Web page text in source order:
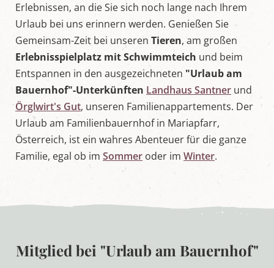
,
S
a
l
z
u
r
e
r
L
u
n
g
Erlebnissen, an die Sie sich noch lange nach Ihrem
Urlaub bei uns erinnern werden. Genießen Sie
Gemeinsam-Zeit bei unseren Tieren, am großen
Erlebnisspielplatz mit Schwimmteich und beim
Entspannen in den ausgezeichneten "Urlaub am
Bauernhof"-Unterkünften Landhaus Santner und
Örglwirt's Gut, unseren Familienappartements. Der
Urlaub am Familienbauernhof in Mariapfarr,
Österreich, ist ein wahres Abenteuer für die ganze
Familie, egal ob im Sommer oder im Winter.
Mitglied bei "Urlaub am Bauernhof"